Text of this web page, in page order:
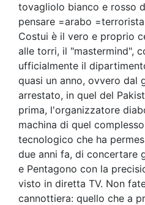
tovagliolo bianco e rosso
pensare =arabo
Costui è il vero e proprio
alle torri, il "mastermind",
ufficialmente il
quasi un anno, ovvero dal
arrestato, in quel del
prima, l'organizzatore
machina di quel
tecnologico che ha
due anni fa, di concertare
e Pentagono con la
visto in diretta TV. Non
cannottiera: quello che a